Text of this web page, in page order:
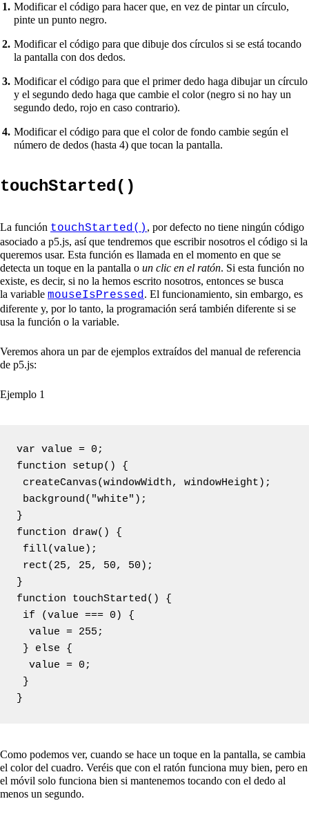
Modificar el código para hacer que, en vez de pintar un círculo,
pinte un punto negro.
Modificar el código para que dibuje dos círculos si se está tocando
la pantalla con dos dedos.
Modificar el código para que el primer dedo haga dibujar un círculo
y el segundo dedo haga que cambie el color (negro si no hay un
segundo dedo, rojo en caso contrario).
Modificar el código para que el color de fondo cambie según el
número de dedos (hasta 4) que tocan la pantalla.
touchStarted()
La función touchStarted() , por defecto no tiene ningún código
asociado a p5.js, así que tendremos que escribir nosotros el código si la
queremos usar. Esta función es llamada en el momento en que se
detecta un toque en la pantalla o un clic en el ratón. Si esta función no
existe, es decir, si no la hemos escrito nosotros, entonces se busca
la variable mouseIsPressed. El funcionamiento, sin embargo, es
diferente y, por lo tanto, la programación será también diferente si se
usa la función o la variable.
Veremos ahora un par de ejemplos extraídos del manual de referencia
de p5.js:
Ejemplo 1
var value = 0;
function setup() {
createCanvas(windowWidth, windowHeight);
background("white");
}
function draw() {
fill(value);
rect(25, 25, 50, 50);
}
function touchStarted() {
if (value === 0) {
  value = 255;
} else {
  value = 0;
}
Como podemos ver, cuando se hace un toque en la pantalla, se cambia
el color del cuadro. Veréis que con el ratón funciona muy bien, pero en
el móvil solo funciona bien si mantenemos tocando con el dedo al
menos un segundo.